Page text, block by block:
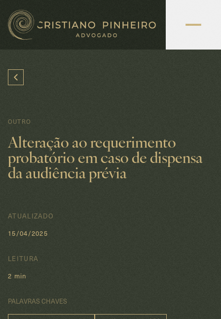
OUTRO
Alteração ao requerimento
probatório em caso de dispensa
da audiência prévia
ATUALIZADO
15/04/2025
LEITURA
2 min
PALAVRAS CHAVES